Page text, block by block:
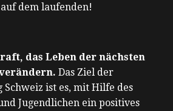
dem laufenden!
das Leben der nächsten
Das Ziel der
ist es, mit Hilfe des
Jugendlichen ein positives